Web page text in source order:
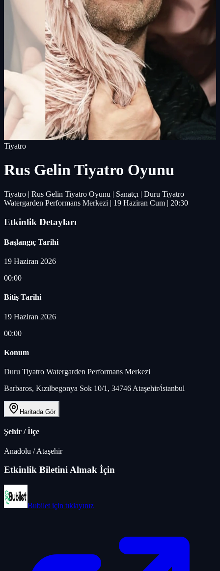
Tiyatro
Rus Gelin Tiyatro Oyunu
Tiyatro | Rus Gelin Tiyatro Oyunu | Sanatçı | Duru Tiyatro
Watergarden Performans Merkezi | 19 Haziran Cum | 20:30
Etkinlik Detayları
Başlangıç Tarihi
19 Haziran 2026
00:00
Bitiş Tarihi
19 Haziran 2026
00:00
Konum
Duru Tiyatro Watergarden Performans Merkezi
Barbaros, Kızılbegonya Sok 10/1, 34746 Ataşehir/i̇stanbul
Haritada Gör
Şehir / İlçe
Anadolu /Ataşehir
Etkinlik Biletini Almak İçin
Bubilet için tıklayınız